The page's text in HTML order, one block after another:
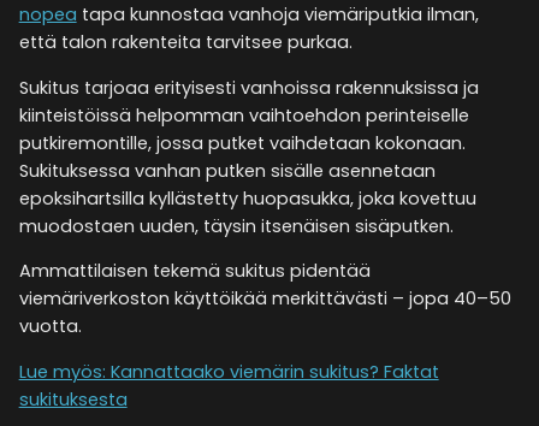
nopea tapa kunnostaa vanhoja viemäriputkia ilman,
että talon rakenteita tarvitsee purkaa.
Sukitus tarjoaa erityisesti vanhoissa rakennuksissa ja
kiinteistöissä helpomman vaihtoehdon perinteiselle
putkiremontille, jossa putket vaihdetaan kokonaan.
Sukituksessa vanhan putken sisälle asennetaan
epoksihartsilla kyllästetty huopasukka, joka kovettuu
muodostaen uuden, täysin itsenäisen sisäputken.
Ammattilaisen tekemä sukitus pidentää
viemäriverkoston käyttöikää merkittävästi – jopa 40–50
vuotta.
Lue myös: Kannattaako viemärin sukitus? Faktat
sukituksesta